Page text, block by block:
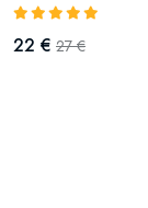
22 € 27 €